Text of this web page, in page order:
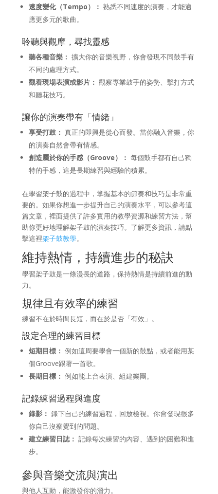
速度變化（Tempo）： 熟悉不同速度的演奏，才能適
應更多元的歌曲。
聆聽與觀摩，尋找靈感
聽各種音樂： 擴大你的音樂視野，你會發現不同鼓手有
不同的處理方式。
觀看現場表演或影片： 觀察專業鼓手的姿勢、擊打方式
和聽花技巧。
讓你的演奏帶有「情緒」
享受打鼓： 真正的即興是從心而發。當你融入音樂，你
的演奏自然會帶有情感。
創造屬於你的手感（Groove）： 每個鼓手都有自己獨
特的手感，這是長期練習與經驗的積累。
在學習架子鼓的過程中，掌握基本的節奏和技巧是非常重
要的。如果你想進一步提升自己的演奏水平，可以參考這
篇文章，裡面提供了許多實用的教學資源和練習方法，幫
助你更好地理解架子鼓的演奏技巧。了解更多資訊，請點
擊這裡架子鼓教學。
維持熱情，持續進步的秘訣
學習架子鼓是一條漫長的道路，保持熱情是持續前進的動
力。
規律且有效率的練習
練習不在於時間長短，而在於是否「有效」。
設定合理的練習目標
短期目標： 例如這周要學會一個新的鼓點，或者能用某
個Groove跟著一首歌。
長期目標： 例如能上台表演、組建樂團。
記錄練習過程與進度
錄影： 錄下自己的練習過程，回放檢視。你會發現很多
你自己沒察覺到的問題。
建立練習日誌： 記錄每次練習的內容、遇到的困難和進
步。
參與音樂交流與演出
與他人互動，能激發你的潛力。